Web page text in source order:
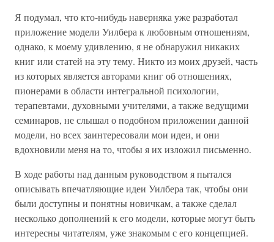
Я подумал, что кто-нибудь наверняка уже разработал
приложение модели Уилбера к любовным отношениям,
однако, к моему удивлению, я не обнаружил никаких
книг или статей на эту тему. Никто из моих друзей, часть
из которых является авторами книг об отношениях,
пионерами в области интегральной психологии,
терапевтами, духовными учителями, а также ведущими
семинаров, не слышал о подобном приложении данной
модели, но всех заинтересовали мои идеи, и они
вдохновили меня на то, чтобы я их изложил письменно.
В ходе работы над данным руководством я пытался
описывать впечатляющие идеи Уилбера так, чтобы они
были доступны и понятны новичкам, а также сделал
несколько дополнений к его модели, которые могут быть
интересны читателям, уже знакомым с его концепцией.